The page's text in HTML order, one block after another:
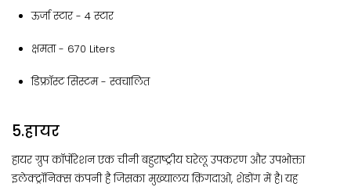
ऊर्जा स्टार - 4 स्टार
क्षमता​ - ‎670 Liters
डिफ्रॉस्ट सिस्टम - ‎स्वचालित
5.हायर
हायर ग्रुप कॉर्पोरेशन एक चीनी बहुराष्ट्रीय घरेलू उपकरण और उपभोक्ता
इलेक्ट्रॉनिक्स कंपनी है जिसका मुख्यालय क़िंगदाओ, शेडोंग में है। यह